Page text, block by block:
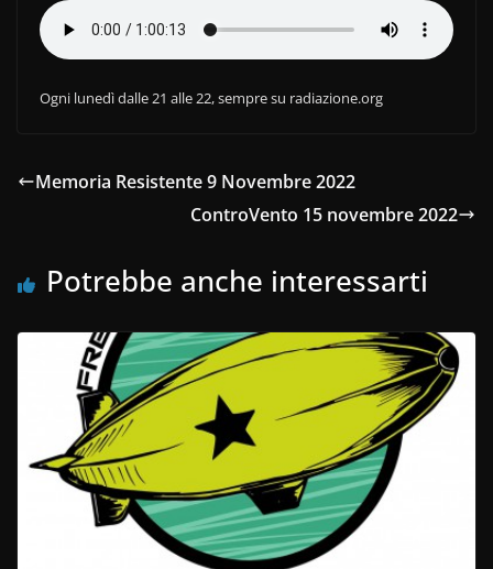
Ogni lunedì dalle 21 alle 22, sempre su radiazione.org
Memoria Resistente 9 Novembre 2022
ControVento 15 novembre 2022
Potrebbe anche interessarti